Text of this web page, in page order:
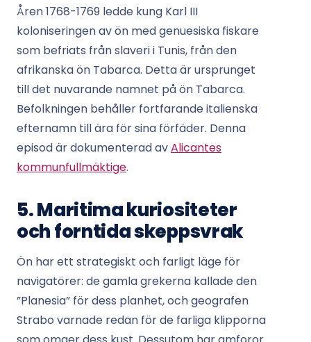
Åren 1768-1769 ledde kung Karl III
koloniseringen av ön med genuesiska fiskare
som befriats från slaveri i Tunis, från den
afrikanska ön Tabarca. Detta är ursprunget
till det nuvarande namnet på ön Tabarca.
Befolkningen behåller fortfarande italienska
efternamn till ära för sina förfäder. Denna
episod är dokumenterad avAlicantes
kommunfullmäktige.
5. Maritima kuriositeter
och forntida skeppsvrak
Ön har ett strategiskt och farligt läge för
navigatörer: de gamla grekerna kallade den
”Planesia” för dess planhet, och geografen
Strabo varnade redan för de farliga klipporna